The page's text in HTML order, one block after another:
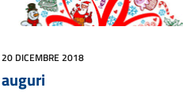
20 DICEMBRE 2018
auguri